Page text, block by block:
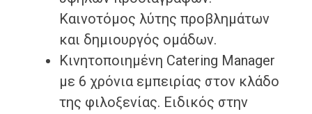
Καινοτόμος λύτης προβλημάτων
και δημιουργός ομάδων.
Κινητοποιημένη Catering Manager
με 6 χρόνια εμπειρίας στον κλάδο
της φιλοξενίας. Ειδικός στην